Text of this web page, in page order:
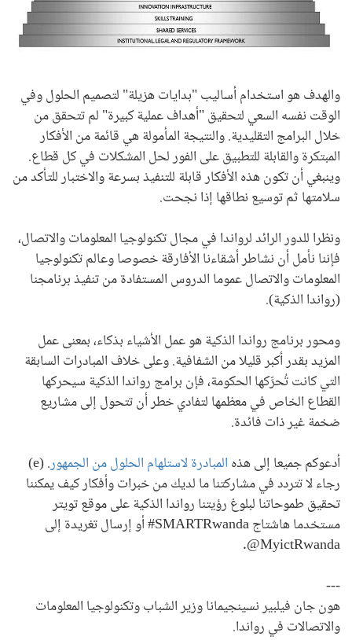
والهدف هو استخدام أساليب "بدايات هزيلة" لتصميم الحلول وفي
الوقت نفسه السعي لتحقيق "أهداف عملية كبيرة" لم تتحقق من
خلال البرامج التقليدية. والنتيجة المأمولة هي قائمة من الأفكار
المبتكرة والقابلة للتطبيق على الفور لحل المشكلات في كل قطاع.
وينبغي أن تكون هذه الأفكار قابلة للتنفيذ بسرعة والاختبار للتأكد من
سلامتها ثم توسيع نطاقها إذا نجحت.
ونظرا للدور الرائد لرواندا في مجال تكنولوجيا المعلومات والاتصال،
فإننا نأمل أن نشاطر أشقاءنا الأفارقة خصوصا وعالم تكنولوجيا
المعلومات والاتصال عموما الدروس المستفادة من تنفيذ برنامجنا
(رواندا الذكية).
ومحور برنامج رواندا الذكية هو عمل الأشياء بذكاء، بمعنى عمل
المزيد بقدر أكبر قليلا من الشفافية. وعلى خلاف المبادرات السابقة
التي كانت تُحرِّكها الحكومة، فإن برامج رواندا الذكية سيحركها
القطاع الخاص في معظمها لتفادي خطر أن تتحول إلى مشاريع
ضخمة غير ذات فائدة.
أدعوكم جميعا إلى هذه المبادرة لاستلهام الحلول من الجمهور
. (e)
رجاء لا تتردد في مشاركتنا ما لديك من خبرات وأفكار كيف يمكننا
تحقيق طموحاتنا لبلوغ رؤيتنا رواندا الذكية على موقع تويتر
مستخدما هاشتاج SMARTRwanda# أو إرسال تغريدة إلى
MyictRwanda@.
---
هون جان فيلبير نسينجيمانا وزير الشباب وتكنولوجيا المعلومات
والاتصالات في رواندا.